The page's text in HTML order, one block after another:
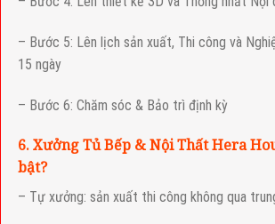
– Bước 5: Lên lịch sản xuất, Thi công và
15 ngày
– Bước 6: Chăm sóc & Bảo trì định kỳ
6. Xưởng Tủ Bếp & Nội Thất Hera
bật?
– Tự xưởng: sản xuất thi công không qua